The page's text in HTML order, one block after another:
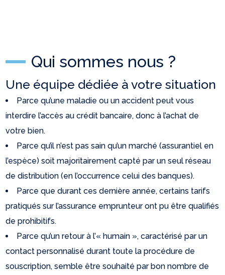
Qui sommes nous ?
Une équipe dédiée à votre situation
Parce qu’une maladie ou un accident peut vous
interdire l’accès au crédit bancaire, donc à l’achat de
votre bien.
Parce qu’il n’est pas sain qu’un marché (assurantiel en
l’espèce) soit majoritairement capté par un seul réseau
de distribution (en l’occurrence celui des banques).
Parce que durant ces dernière année, certains tarifs
pratiqués sur l’assurance emprunteur ont pu être qualifiés
de prohibitifs.
Parce qu’un retour à l’« humain », caractérisé par un
contact personnalisé durant toute la procédure de
souscription, semble être souhaité par bon nombre de